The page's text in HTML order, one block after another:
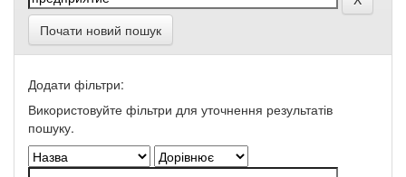
Почати новий пошук
Додати фільтри:
Використовуйте фільтри для уточнення результатів
пошуку.